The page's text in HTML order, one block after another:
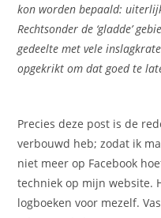
kon worden bepaald:
Rechtsonder de ‘gladde’
gedeelte met vele
opgekrikt om dat goed te
Precies deze post is de
verbouwd heb; zodat ik
niet meer op Facebook
techniek op mijn website.
logboeken voor mezelf.